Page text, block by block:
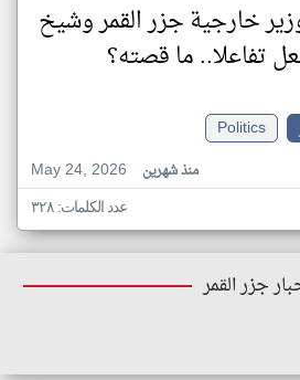
خارجية جزر القمر وشيخ
تفاعلا.. ما قصته؟
Politics
May 24, 2026
منذ شهرين
عدد الكلمات: ٣٢٨
جزر القمر